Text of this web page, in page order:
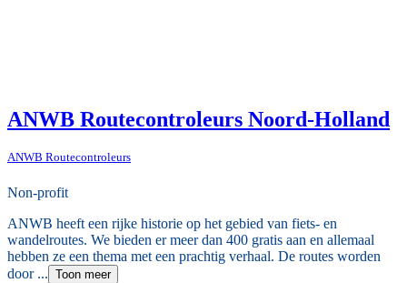
ANWB Routecontroleurs Noord-Holland
ANWB Routecontroleurs
Non-profit
ANWB heeft een rijke historie op het gebied van fiets- en
wandelroutes. We bieden er meer dan 400 gratis aan en allemaal
hebben ze een thema met een prachtig verhaal. De routes worden
door ... Toon meer